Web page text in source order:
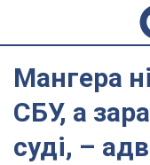
Мангера
СБУ, а
суді, –